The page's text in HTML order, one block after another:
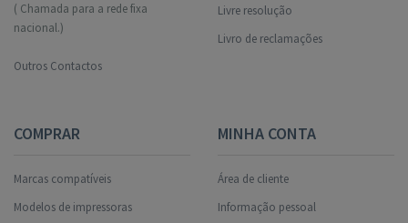
( Chamada para a rede fixa
nacional.)
Outros Contactos
Livre resolução
Livro de reclamações
COMPRAR
Marcas compatíveis
Modelos de impressoras
MINHA CONTA
Área de cliente
Informação pessoal